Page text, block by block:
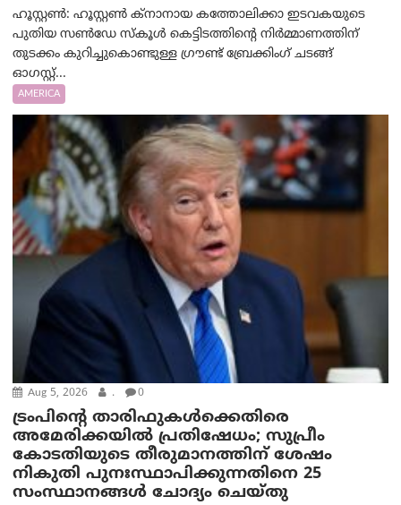
ഹൂസ്റ്റൺ: ഹൂസ്റ്റൺ ക്നാനായ കത്തോലിക്കാ ഇടവകയുടെ
പുതിയ സൺഡേ സ്കൂൾ കെട്ടിടത്തിന്റെ നിർമ്മാണത്തിന്
തുടക്കം കുറിച്ചുകൊണ്ടുള്ള ഗ്രൗണ്ട് ബ്രേക്കിംഗ് ചടങ്ങ്
ഓഗസ്റ്റ്...
AMERICA
Aug 5, 2026 . 0
ട്രംപിന്റെ താരിഫുകൾക്കെതിരെ
അമേരിക്കയില്‍ പ്രതിഷേധം; സുപ്രീം
കോടതിയുടെ തീരുമാനത്തിന് ശേഷം
നികുതി പുനഃസ്ഥാപിക്കുന്നതിനെ 25
സംസ്ഥാനങ്ങൾ ചോദ്യം ചെയ്തു